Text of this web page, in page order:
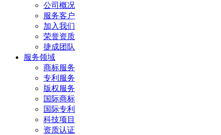
公司概况
服务客户
加入我们
荣誉资质
捷成团队
服务领域
商标服务
专利服务
版权服务
国际商标
国际专利
科技项目
资质认证